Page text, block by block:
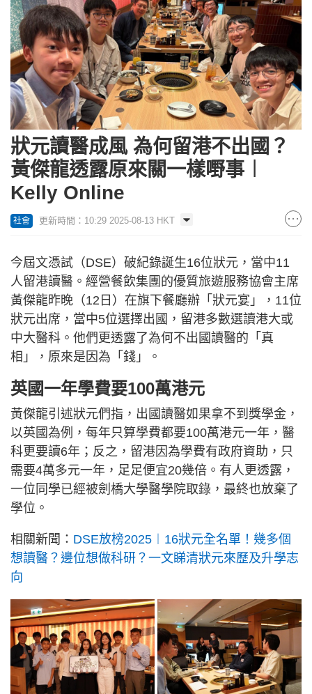
狀元讀醫成風 為何留港不出國？
黃傑龍透露原來關一樣嘢事︱
Kelly Online
社會 更新時間：10:29 2025-08-13 HKT
今屆文憑試（DSE）破紀錄誕生16位狀元，當中11
人留港讀醫。經營餐飲集團的優質旅遊服務協會主席
黃傑龍昨晚（12日）在旗下餐廳辦「狀元宴」，11位
狀元出席，當中5位選擇出國，留港多數選讀港大或
中大醫科。他們更透露了為何不出國讀醫的「真
相」，原來是因為「錢」。
英國一年學費要100萬港元
黃傑龍引述狀元們指，出國讀醫如果拿不到獎學金，
以英國為例，每年只算學費都要100萬港元一年，醫
科更要讀6年；反之，留港因為學費有政府資助，只
需要4萬多元一年，足足便宜20幾倍。有人更透露，
一位同學已經被劍橋大學醫學院取錄，最終也放棄了
學位。
相關新聞： DSE放榜2025︱16狀元全名單！幾多個
想讀醫？邊位想做科研？一文睇清狀元來歷及升學志
向